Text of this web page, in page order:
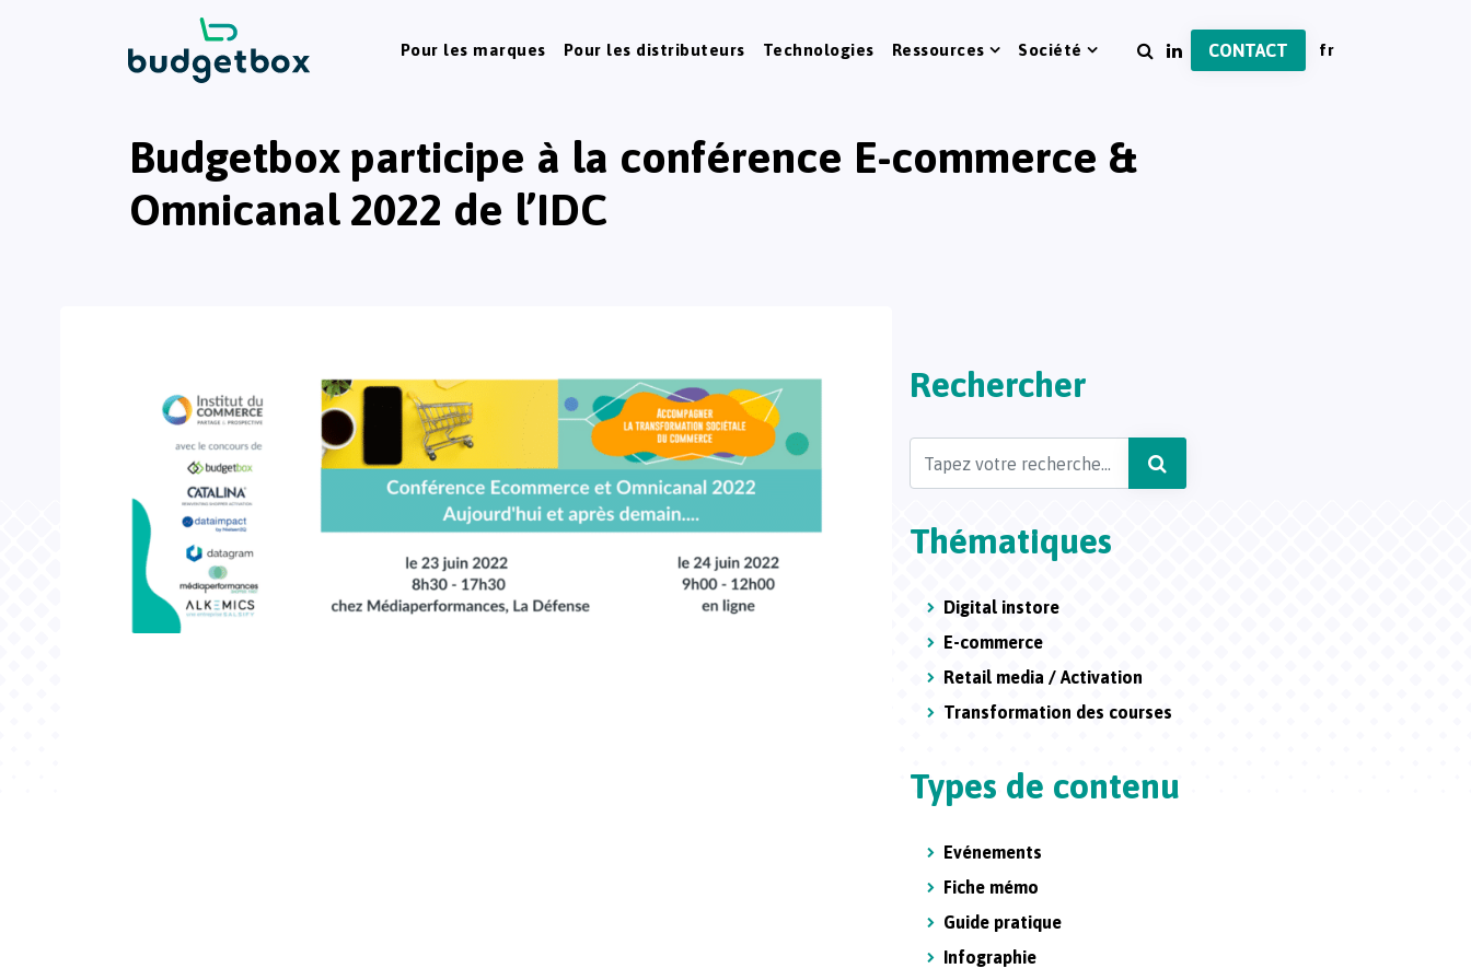
Pour les marques Pour les distributeurs Technologies Ressources Société CONTACT
Budgetbox participe à la conférence E-commerce &
Omnicanal 2022 de l’IDC
Rechercher
Thématiques
Digital instore
E-commerce
Retail media / Activation
Transformation des courses
Types de contenu
Evénements
Fiche mémo
Guide pratique
Infographie